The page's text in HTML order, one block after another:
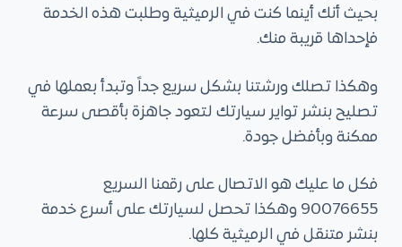
بحيث أنك أينما كنت في الرميثية وطلبت هذه الخدمة
فإحداها قريبة منك.
وهكذا تصلك ورشتنا بشكل سريع جداً وتبدأ بعملها في
تصليح بنشر تواير سيارتك لتعود جاهزة بأقصى سرعة
ممكنة وبأفضل جودة.
فكل ما عليك هو الاتصال على رقمنا السريع
90076655 وهكذا تحصل لسيارتك على أسرع خدمة
بنشر متنقل في الرميثية كلها.